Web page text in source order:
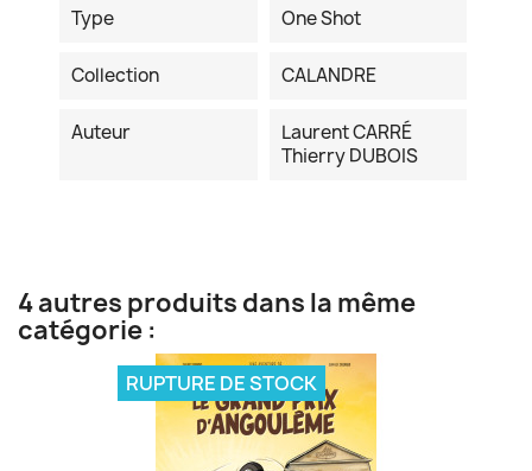
Type One Shot
Collection CALANDRE
Auteur
Laurent CARRÉ
Thierry DUBOIS
4 autres produits dans la même
catégorie :
RUPTURE DE STOCK